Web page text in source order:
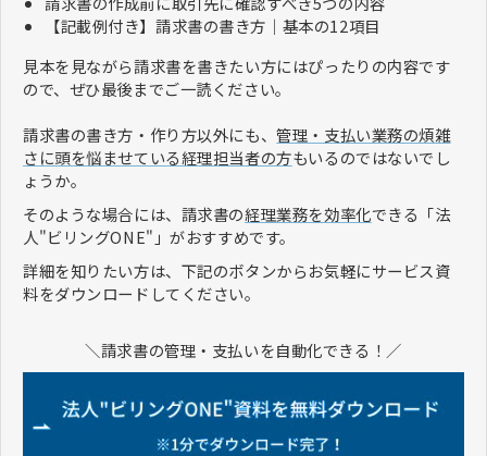
【記載例付き】請求書の書き方｜基本の12項目
見本を見ながら請求書を書きたい方にはぴったりの内容です
ので、ぜひ最後までご一読ください。
請求書の書き方・作り方以外にも、管理・支払い業務の煩雑
さに頭を悩ませている経理担当者の方もいるのではないでし
ょうか。
そのような場合には、請求書の経理業務を効率化できる「法
人"ビリングONE"」がおすすめです。
詳細を知りたい方は、下記のボタンからお気軽にサービス資
料をダウンロードしてください。
＼請求書の管理・支払いを自動化できる！／